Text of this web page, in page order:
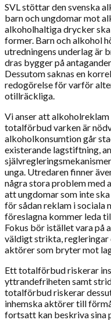
SVL stöttar den svenska
barn och ungdomar mot
alkoholhaltiga drycker
former. Barn och alkohol
utredningens underlag är
dras bygger på
Dessutom saknas en
redogörelse för varför
otillräckliga.
Vi anser att
totalförbud varken är
alkoholkonsumtion går
existerande lagstiftning,
unga. Utredaren finner
några stora problem med
att ungdomar som inte
för sådan reklam i sociala
föreslagna kommer leda
Fokus bör istället vara på
väldigt strikta, regleringar
aktörer som bryter mot
Ett totalförbud riskerar
yttrandefriheten samt
totalförbud riskerar
inhemska aktörer till
fortsatt kan beskriva sina